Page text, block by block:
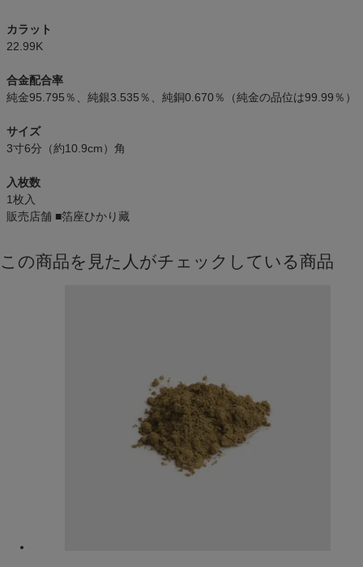
カラット
22.99K
合金配合率
純金95.795％、純銀3.535％、純銅0.670％（純金の品位は99.99％）
サイズ
3寸6分（約10.9cm）角
入枚数
1枚入
販売店舗 ■箔座ひかり藏
この商品を見た人がチェックしている商品